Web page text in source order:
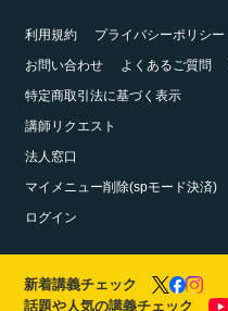
利用規約
プライバシーポリシー
お問い合わせ
よくあるご質問
特定商取引法に基づく表示
講師リクエスト
法人窓口
マイメニュー削除(spモード決済)
ログイン
新着講義チェック
話題や人気の講義チェック